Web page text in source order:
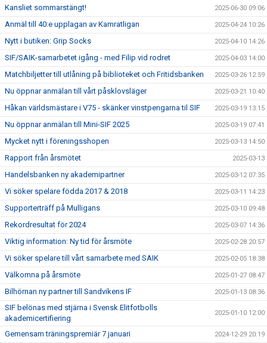
Kansliet sommarstängt! 2025-06-30 09:06
Anmäl till 40:e upplagan av Kamratligan 2025-04-24 10:26
Nytt i butiken: Grip Socks 2025-04-10 14:26
SIF/SAIK-samarbetet igång - med Filip vid rodret 2025-04-03 14:00
Matchbiljetter till utlåning på biblioteket och Fritidsbanken 2025-03-26 12:59
Nu öppnar anmälan till vårt påsklovsläger 2025-03-21 10:40
Håkan världsmästare i V75 - skänker vinstpengarna til SIF 2025-03-19 13:15
Nu öppnar anmälan till Mini-SIF 2025 2025-03-19 07:41
Mycket nytt i föreningsshopen 2025-03-13 14:50
Rapport från årsmötet 2025-03-13
Handelsbanken ny akademipartner 2025-03-12 07:35
Vi söker spelare födda 2017 & 2018 2025-03-11 14:23
Supporterträff på Mulligans 2025-03-10 09:48
Rekordresultat för 2024 2025-03-07 14:36
Viktig information: Ny tid för årsmöte 2025-02-28 20:57
Vi söker spelare till vårt samarbete med SAIK 2025-02-05 18:38
Välkomna på årsmöte 2025-01-27 08:47
Bilhörnan ny partner till Sandvikens IF 2025-01-13 08:36
SIF belönas med stjärna i Svensk Elitfotbolls
akademicertifiering
2025-01-10 12:00
Gemensam träningspremiär 7 januari 2024-12-29 20:19